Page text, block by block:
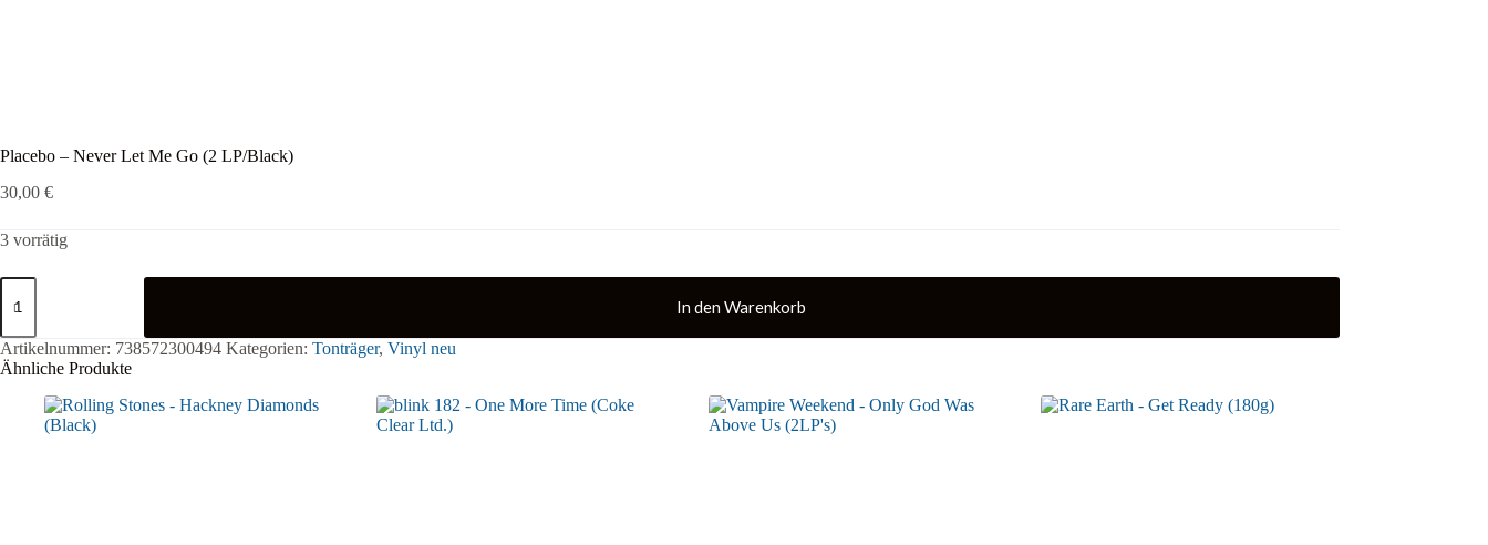
Placebo – Never Let Me Go (2 LP/Black)
30,00 €
3 vorrätig
Placebo
Let
Me
Go
LP/Black)
Menge
In den Warenkorb
Artikelnummer: 738572300494 Kategorien: Tonträger, Vinyl neu
Ähnliche Produkte